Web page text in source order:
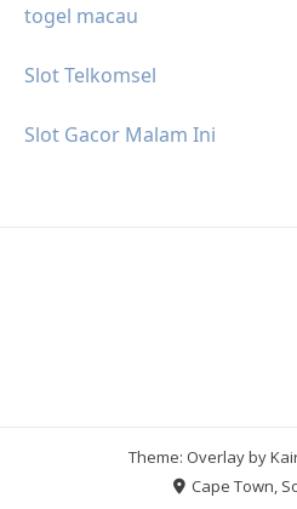
togel macau
Slot Telkomsel
Slot Gacor Malam Ini
Theme: Overlay by
Cape Town,